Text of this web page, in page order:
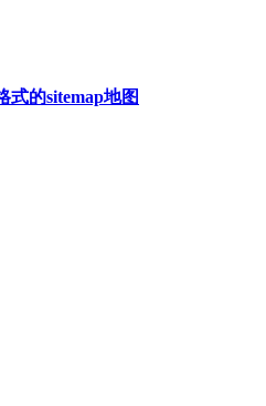
式的sitemap地图